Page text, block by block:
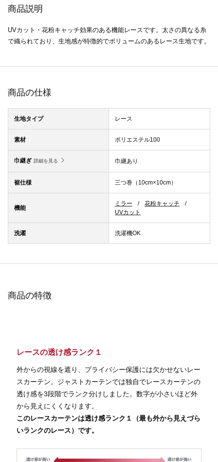
商品説明
UVカット・花粉キャッチ効果のある機能レースです。太さの異なる糸
で織られており、生地感が特徴的でボリュームのあるレース生地です。
商品の仕様
生地タイプ レース
素材 ポリエステル100
巾継ぎ 詳細を見る 巾継あり
裾仕様 三つ巻（10cm×10cm）
機能
ミラー
花粉キャッチ
UVカット
洗濯 洗濯機OK
商品の特徴
レースの透け感ランク１
外からの視線を遮り、プライバシー保護には欠かせないレー
スカーテン。ジャストカーテンでは独自でレースカーテンの
透け感を3段階でランク分けしました。数字が小さいほど外
から見えにくくなります。
このレースカーテンは透け感ランク１（最も外から見えづら
いランクのレース）です。